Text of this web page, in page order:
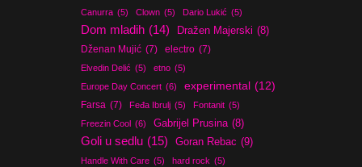
Canurra (5) Clown (5) Dario Lukić (5)
Dom mladih (14) Dražen Majerski (8)
Dženan Mujić (7) electro (7)
Elvedin Delić (5) etno (5)
Europe Day Concert (6) experimental (12)
Farsa (7) Feđa Ibrulj (5) Fontanit (5)
Freezin Cool (6) Gabrijel Prusina (8)
Goli u sedlu (15) Goran Rebac (9)
Handle With Care (5) hard rock (5)